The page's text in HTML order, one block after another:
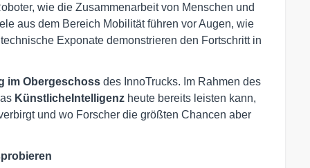
wie die Zusammenarbeit von Menschen und
aus dem Bereich Mobilität führen vor Augen, wie
Exponate demonstrieren den Fortschritt in
im Obergeschoss des InnoTrucks. Im Rahmen des
Künstliche Intelligenz heute bereits leisten kann,
und wo Forscher die größten Chancen aber